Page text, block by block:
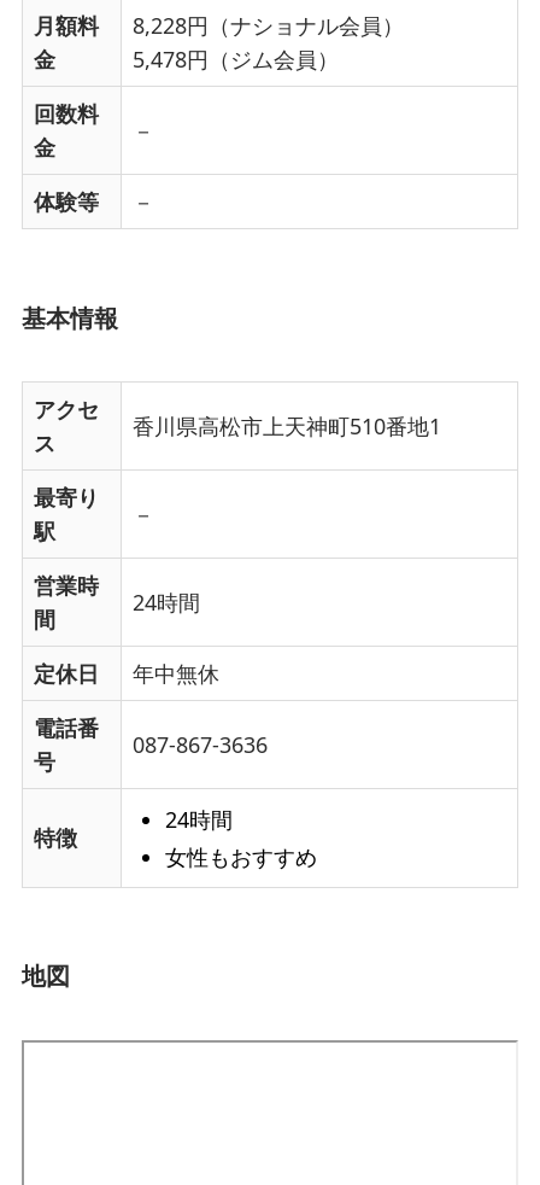
月額料
金
8,228円（ナショナル会員）
5,478円（ジム会員）
回数料
金
－
体験等 －
基本情報
アクセ
ス
香川県高松市上天神町510番地1
最寄り
駅
－
営業時
間
24時間
定休日
年中無休
電話番
号
087-867-3636
特徴
24時間
女性もおすすめ
地図